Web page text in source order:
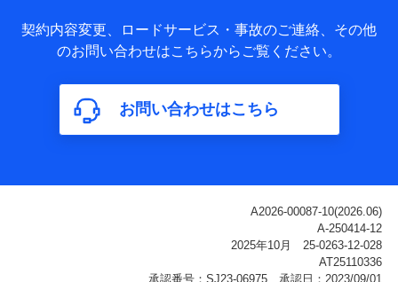
基本情報
氏名、電話番号、メールアドレス、お客さまの識別子、
属性、連絡先、dポイントサービスのご利用に関する情
構成、住所、dポイント残高、dポイント利用履歴などが
含まれます。
利用情報
ご契約状態・ご利用履歴インターネット利用時の行動に
関する情報、アプリケーション利用時の行動に関する情
報、購入されたサービスや商品の名称・購入場所・決済
に関する情報、アンケートの回答に関する情報などが含
契約内容変更、ロードサービス・事故のご連絡、その他
のお問い合わせはこちらからご覧ください。
お問い合わせはこちら